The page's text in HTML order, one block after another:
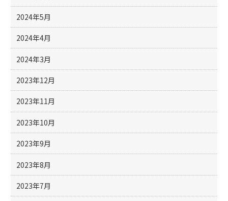
2024年5月
2024年4月
2024年3月
2023年12月
2023年11月
2023年10月
2023年9月
2023年8月
2023年7月